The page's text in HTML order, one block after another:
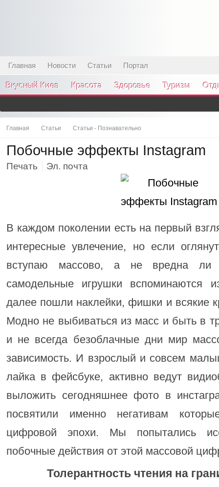
Главная Новости Статьи Портал
Вкусный Киев Красота Здоровье Туризм
Главная Статьи Статьи - Познавательно
Побочные эффекты Instagram
Печать Эл. почта
В каждом поколении есть на первый
интересные увлечение, но если
вступаю массово, а не вредна
самодельные игрушки вспоминаются
далее пошли наклейки, фишки и всякие
Модно не выбиваться из масс и быть в
и не всегда безоблачные дни мир
зависимость. И взрослый и совсем
лайка в фейсбуке, активно ведут
выложить сегодняшнее фото в
посвятили именно негативам
цифровой эпохи. Мы попытались
побочные действия от этой массовой
Толерантность чтения на